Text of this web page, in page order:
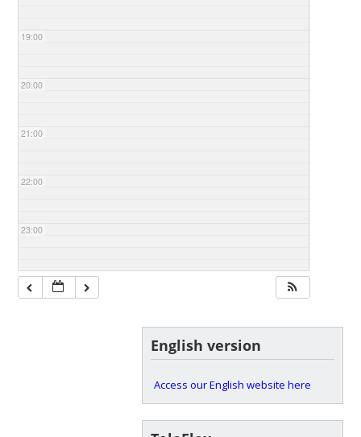
19:00
20:00
21:00
22:00
23:00
English version
Access our English website here